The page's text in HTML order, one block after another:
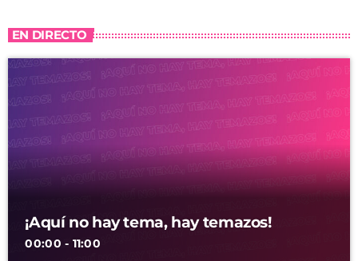
EN DIRECTO
¡Aquí no hay tema, hay temazos!
00:00 - 11:00